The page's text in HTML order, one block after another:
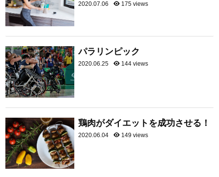
2020.07.06 175 views
パラリンピック
2020.06.25 144 views
鶏肉がダイエットを成功させる！
2020.06.04 149 views